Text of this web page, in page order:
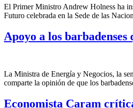
El Primer Ministro Andrew Holness ha
Futuro celebrada en la Sede de las
Apoyo a los barbadenses
La Ministra de Energía y Negocios, la
comparte la opinión de que los
Economista Caram